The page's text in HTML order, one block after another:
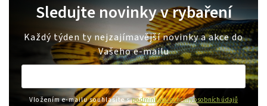
Sledujte novinky v rybaření
Každý týden ty nejzajímavější novinky a akce do
Vašeho e-mailu
Vložením e-mailu souhlasíte spodmínkami ochrany osobních údajů